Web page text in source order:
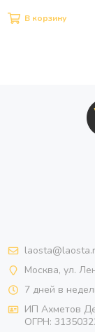
В корзину
Москва, ул.
7 дней в
ИП Ахметов
ОГРН: